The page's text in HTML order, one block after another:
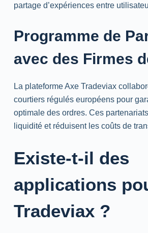
partage d’expériences entre
Programme de
avec des Firmes
La plateforme Axe Tradeviax
courtiers régulés européens pour
optimale des ordres. Ces
liquidité et réduisent les coûts de
Existe-t-il des
applications
Tradeviax ?